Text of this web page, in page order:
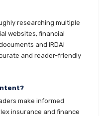
oriental health
vs reliance health
royal sundaram
sbi general health
researching multiple
websites, financial
and IRDAI
and reader-friendly
make informed
insurance and finance